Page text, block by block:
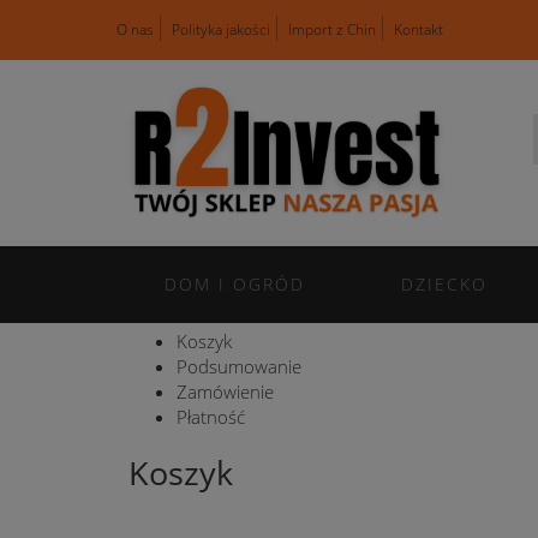
O nas Polityka jakości Import z Chin Kontakt
DOM I OGRÓD DZIECKO
Koszyk
Podsumowanie
Zamówienie
Płatność
Koszyk